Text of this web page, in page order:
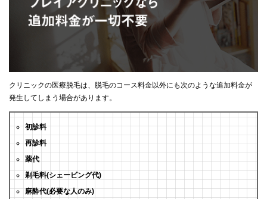
クリニックの医療脱毛は、脱毛のコース料金以外にも次のような追加料金が
発生してしまう場合があります。
初診料
再診料
薬代
剃毛料(シェービング代)
麻酔代(必要な人のみ)